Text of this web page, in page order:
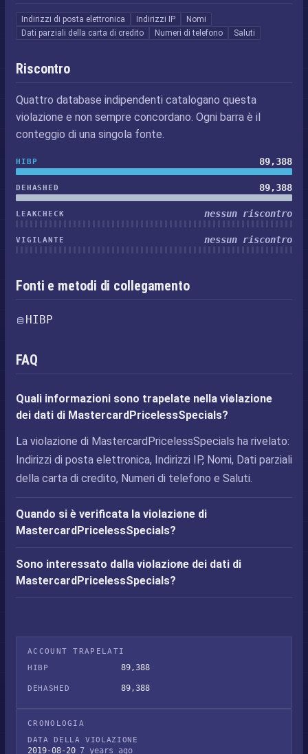
Indirizzi di posta elettronica Indirizzi IP
Nomi
Dati parziali della carta di credito
Numeri di telefono Saluti
Riscontro
Quattro database indipendenti catalogano questa
violazione e non sempre concordano. Ogni barra è il
conteggio di una singola fonte.
HIBP 89,388
DEHASHED 89,388
LEAKCHECK nessun riscontro
VIGILANTE nessun riscontro
Fonti e metodi di collegamento
HIBP
FAQ
Quali informazioni sono trapelate nella violazione
dei dati di MastercardPricelessSpecials?
La violazione di MastercardPricelessSpecials ha rivelato:
Indirizzi di posta elettronica, Indirizzi IP, Nomi, Dati parziali
della carta di credito, Numeri di telefono e Saluti.
Quando si è verificata la violazione di
MastercardPricelessSpecials?
Sono interessato dalla violazione dei dati di
MastercardPricelessSpecials?
ACCOUNT TRAPELATI
HIBP
89,388
DEHASHED 89,388
CRONOLOGIA
DATA DELLA VIOLAZIONE
2019-08-20 7 years ago